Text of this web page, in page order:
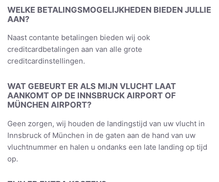
WELKE BETALINGSMOGELIJKHEDEN BIEDEN JULLIE
AAN?
Naast contante betalingen bieden wij ook
creditcardbetalingen aan van alle grote
creditcardinstellingen.
WAT GEBEURT ER ALS MIJN VLUCHT LAAT
AANKOMT OP DE INNSBRUCK AIRPORT OF
MÜNCHEN AIRPORT?
Geen zorgen, wij houden de landingstijd van uw vlucht in
Innsbruck of München in de gaten aan de hand van uw
vluchtnummer en halen u ondanks een late landing op tijd
op.